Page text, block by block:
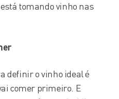
tomando vinho nas
definir o vinho ideal é
comer primeiro. E